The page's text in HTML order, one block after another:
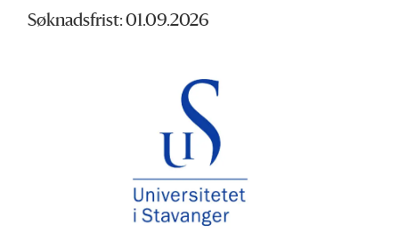
Søknadsfrist: 01.09.2026